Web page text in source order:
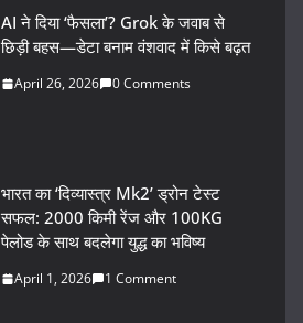
AI ने दिया ‘फैसला’? Grok के जवाब से
छिड़ी बहस—डेटा बनाम वंशवाद में किसे बढ़त
April 26, 2026 0 Comments
भारत का ‘दिव्यास्त्र Mk2’ ड्रोन टेस्ट
सफल: 2000 किमी रेंज और 100KG
पेलोड के साथ बदलेगा युद्ध का भविष्य
April 1, 2026 1 Comment